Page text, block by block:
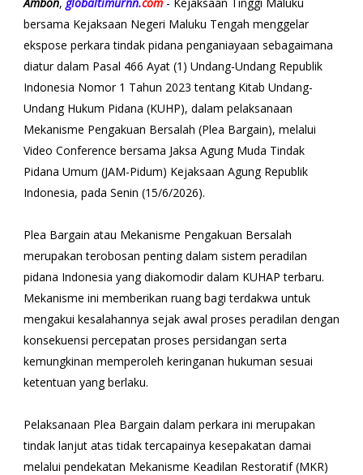
bersama Kejaksaan Negeri Maluku Tengah menggelar
ekspose perkara tindak pidana penganiayaan sebagaimana
diatur dalam Pasal 466 Ayat (1) Undang-Undang Republik
Indonesia Nomor 1 Tahun 2023 tentang Kitab Undang-
Undang Hukum Pidana (KUHP), dalam pelaksanaan
Mekanisme Pengakuan Bersalah (Plea Bargain), melalui
Video Conference bersama Jaksa Agung Muda Tindak
Pidana Umum (JAM-Pidum) Kejaksaan Agung Republik
Indonesia, pada Senin (15/6/2026).
Plea Bargain atau Mekanisme Pengakuan Bersalah
merupakan terobosan penting dalam sistem peradilan
pidana Indonesia yang diakomodir dalam KUHAP terbaru.
Mekanisme ini memberikan ruang bagi terdakwa untuk
mengakui kesalahannya sejak awal proses peradilan dengan
konsekuensi percepatan proses persidangan serta
kemungkinan memperoleh keringanan hukuman sesuai
ketentuan yang berlaku.
Pelaksanaan Plea Bargain dalam perkara ini merupakan
tindak lanjut atas tidak tercapainya kesepakatan damai
melalui pendekatan Mekanisme Keadilan Restoratif (MKR)